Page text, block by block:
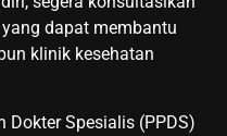
dapat membantu
klinik kesehatan
Dokter Spesialis (PPDS)